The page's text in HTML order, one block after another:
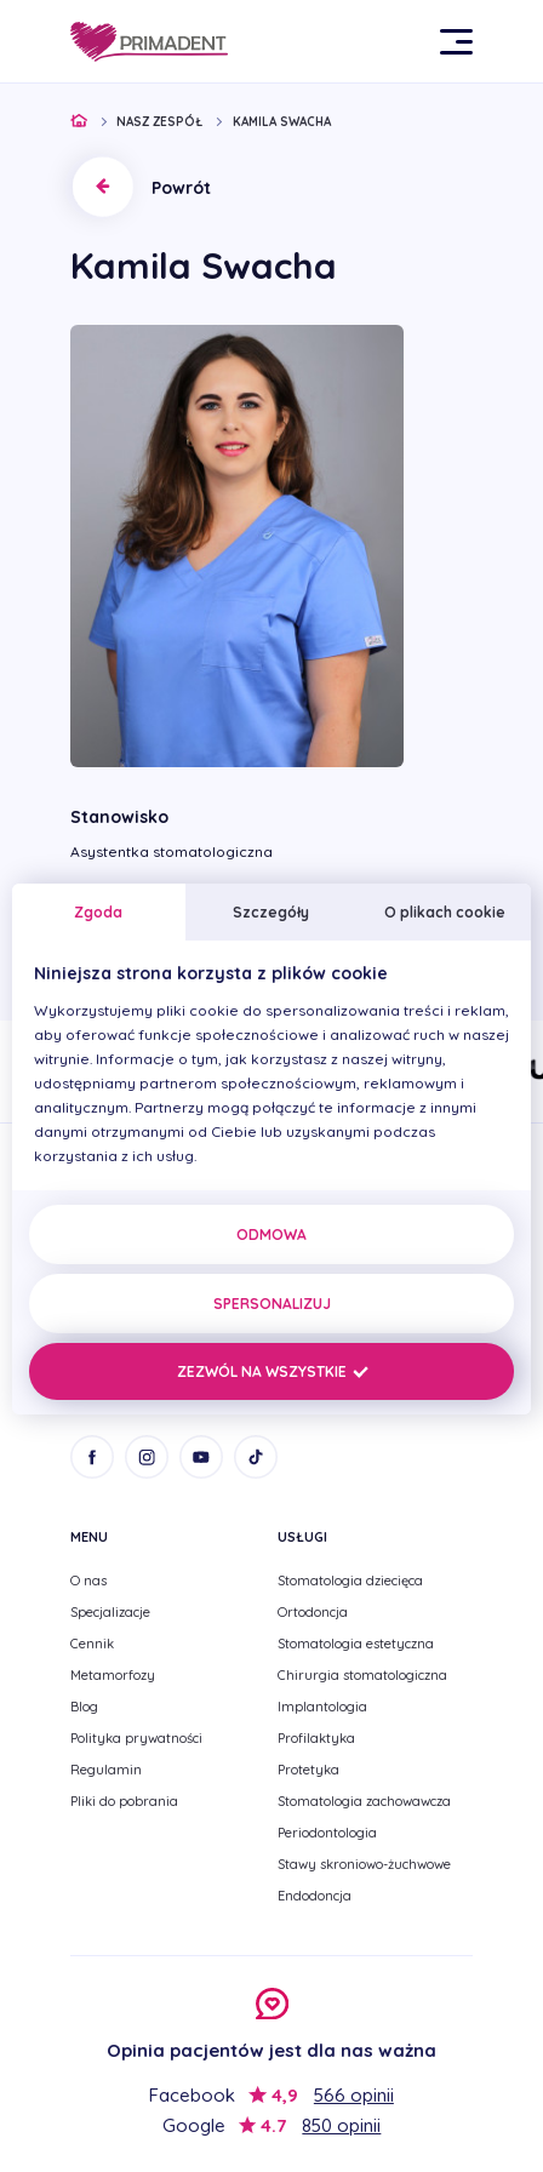
NASZ ZESPÓŁ KAMILA SWACHA
Kamila Swacha
Powrót
Stanowisko
Asystentka stomatologiczna
Wykonywane zabiegi
ul. Zenitowa 15
NIP: 8133005093
REGON: 690669384
MENU
O nas
Specjalizacje
Cennik
Metamorfozy
Blog
Polityka prywatności
Regulamin
Pliki do pobrania
USŁUGI
Stomatologia dziecięca
Ortodoncja
Stomatologia estetyczna
Chirurgia stomatologiczna
Implantologia
Profilaktyka
Protetyka
Stomatologia zachowawcza
Periodontologia
Stawy skroniowo-żuchwowe
Endodoncja
Opinia pacjentów jest dla nas ważna
Facebook
4,9
566 opinii
Google
4.7 850 opinii
Zgoda Szczegóły O plikach cookie
Niniejsza strona korzysta z plików cookie
Wykorzystujemy pliki cookie do spersonalizowania treści i reklam,
aby oferować funkcje społecznościowe i analizować ruch w naszej
witrynie. Informacje o tym, jak korzystasz z naszej witryny,
udostępniamy partnerom społecznościowym, reklamowym i
analitycznym. Partnerzy mogą połączyć te informacje z innymi
danymi otrzymanymi od Ciebie lub uzyskanymi podczas
korzystania z ich usług.
ODMOWA
SPERSONALIZUJ
ZEZWÓL NA WSZYSTKIE